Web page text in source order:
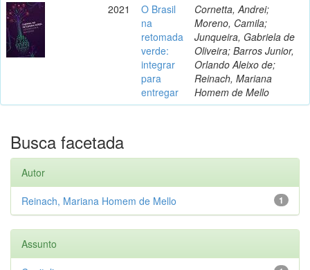
2021
O Brasil
na
retomada
verde:
integrar
para
entregar
Cornetta, Andrei;
Moreno, Camila;
Junqueira, Gabriela de
Oliveira; Barros Junior,
Orlando Aleixo de;
Reinach, Mariana
Homem de Mello
Busca facetada
Autor
1
Reinach, Mariana Homem de Mello
Assunto